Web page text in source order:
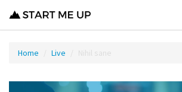
Home Live Nihil sane